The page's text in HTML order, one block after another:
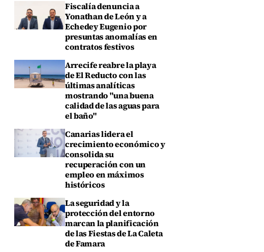
Fiscalía denuncia a
Yonathan de León y a
Echedey Eugenio por
presuntas anomalías en
contratos festivos
Arrecife reabre la playa
de El Reducto con las
últimas analíticas
mostrando "una buena
calidad de las aguas para
el baño"
Canarias lidera el
crecimiento económico y
consolida su
recuperación con un
empleo en máximos
históricos
La seguridad y la
protección del entorno
marcan la planificación
de las Fiestas de La Caleta
de Famara